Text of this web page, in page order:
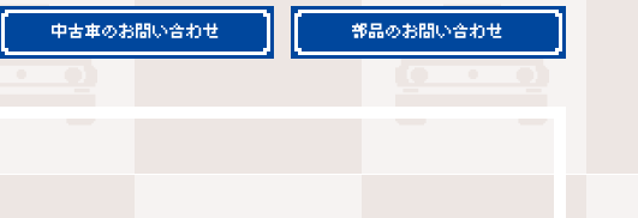
中古車のお問い合わせ 部品のお問い合わせ